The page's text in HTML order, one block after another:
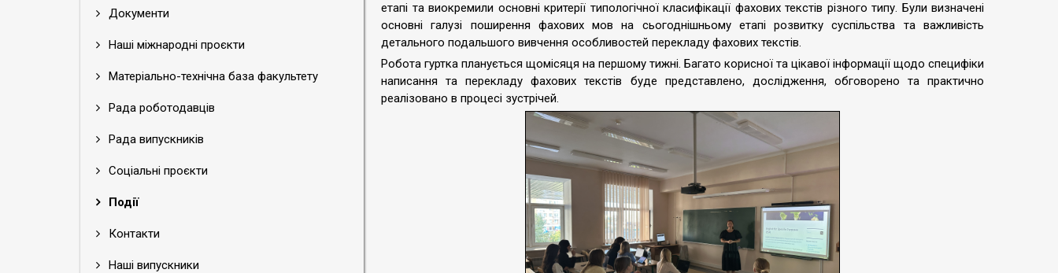
Документи
Наші міжнародні проєкти
Матеріально-технічна база факультету
Рада роботодавців
Рада випускників
Соціальні проєкти
Події
Контакти
Наші випускники
етапі та виокремили основні критерії типологічної класифікації фахових текстів різного типу. Були визначені
основні галузі поширення фахових мов на сьогоднішньому етапі розвитку суспільства та важливість
детального подальшого вивчення особливостей перекладу фахових текстів.
Робота гуртка планується щомісяця на першому тижні. Багато корисної та цікавої інформації щодо специфіки
написання та перекладу фахових текстів буде представлено, дослідження, обговорено та практично
реалізовано в процесі зустрічей.